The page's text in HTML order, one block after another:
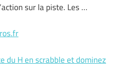
sur la piste. Les …
du H en scrabble et dominez